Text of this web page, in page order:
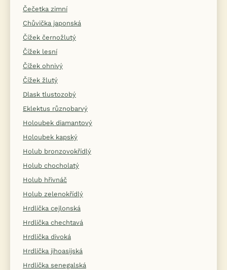
Čečetka zimní
Chůvička japonská
Čížek černožlutý
Čížek lesní
Čížek ohnivý
Čížek žlutý
Dlask tlustozobý
Eklektus různobarvý
Holoubek diamantový
Holoubek kapský
Holub bronzovokřídlý
Holub chocholatý
Holub hřivnáč
Holub zelenokřídlý
Hrdlička cejlonská
Hrdlička chechtavá
Hrdlička divoká
Hrdlička jihoasijská
Hrdlička senegalská